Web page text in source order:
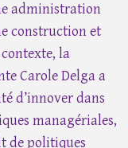
administration
construction et
la
Carole Delga a
d’innover dans
managériales,
de politiques